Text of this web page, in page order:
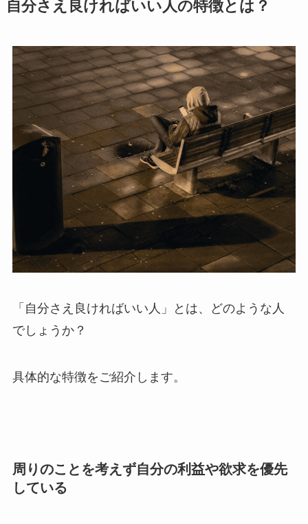
自分さえ良ければいい人の特徴とは？
「自分さえ良ければいい人」とは、どのような人
でしょうか？
具体的な特徴をご紹介します。
周りのことを考えず自分の利益や欲求を優先
している